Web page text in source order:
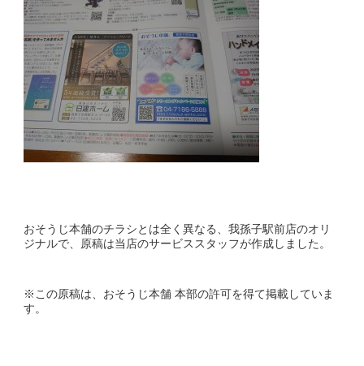
おそうじ本舗のチラシとは全く異なる、我孫子駅前店のオリ
ジナルで、原稿は当店のサービススタッフが作成しました。
※この原稿は、おそうじ本舗 本部の許可を得て掲載していま
す。